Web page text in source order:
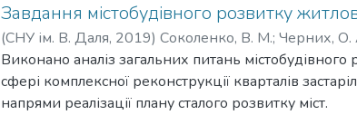
Завдання містобудівного розвитку
(СНУ ім. В. Даля, 2019) Соколенко, В. М.; Черних, О.
Виконано аналіз загальних питань
сфері комплексної реконструкції кварталів
напрями реалізації плану сталого розвитку міст.